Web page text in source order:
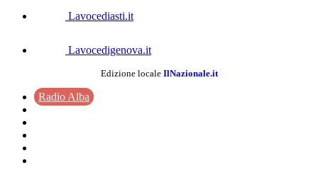
Lavocediasti.it
Lavocedigenova.it
Edizione locale IlNazionale.it
Radio Alba